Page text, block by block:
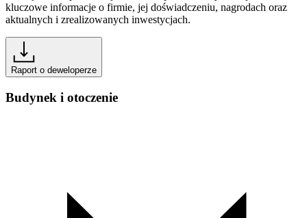
kluczowe informacje o firmie, jej doświadczeniu, nagrodach oraz
aktualnych i zrealizowanych inwestycjach.
Raport o deweloperze
Budynek i otoczenie